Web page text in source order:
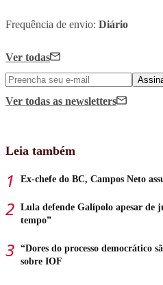
Frequência de envio: Diário
Ver todas
Ver todas as newsletters
Leia também
Ex-chefe do BC, Campos Neto
Lula defende Galípolo apesar de
tempo”
“Dores do processo democrático
sobre IOF